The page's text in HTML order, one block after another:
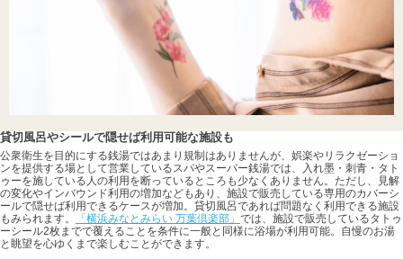
貸切風呂やシールで隠せば利用可能な施設も
公衆衛生を目的にする銭湯ではあまり規制はありませんが、娯楽やリラクゼーショ
ンを提供する場として営業しているスパやスーパー銭湯では、入れ墨・刺青・タト
ゥーを施している人の利用を断っているところも少なくありません。ただし、見解
の変化やインバウンド利用の増加などもあり、施設で販売している専用のカバーシ
ールで隠せば利用できるケースが増加。貸切風呂であれば問題なく利用できる施設
もみられます。
「横浜みなとみらい 万葉倶楽部」 では、施設で販売しているタトゥ
ーシール2枚までで覆えることを条件に一般と同様に浴場が利用可能。自慢のお湯
と眺望を心ゆくまで楽しむことができます。